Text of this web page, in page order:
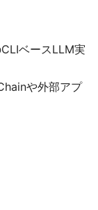
ベースLLM実
や外部アプ